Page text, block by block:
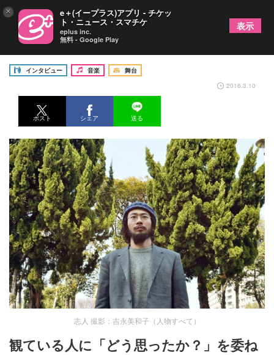
『PORTAL』京都公演主演・志人インタビュー
インタビュー 音楽
舞台
2016.3.10
ポスト シェア 送る
志人 撮影：吉永美和子（人物すべて）
観ている人に「どう思ったか？」を委ね
× e＋(イープラス)アプリ - チケッ
ト・ニュース・スマチケ
eplus inc.
無料 - Google Play
表示